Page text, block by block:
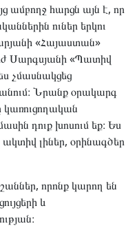
ամբողջ հարցն այն է, որ
ուներ երկու
«Հայաստան»
Սարգսյանի «Պատիվ
չմասնակցեց
անում։ Նրանք օրակարգ
կառուցողական
դուք խոսում եք։ Ես
ակտիվ լիներ, օրինագծեր
որոնք կարող են
և